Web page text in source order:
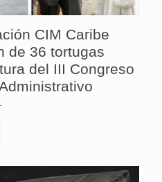
CIM Caribe
de 36 tortugas
del III Congreso